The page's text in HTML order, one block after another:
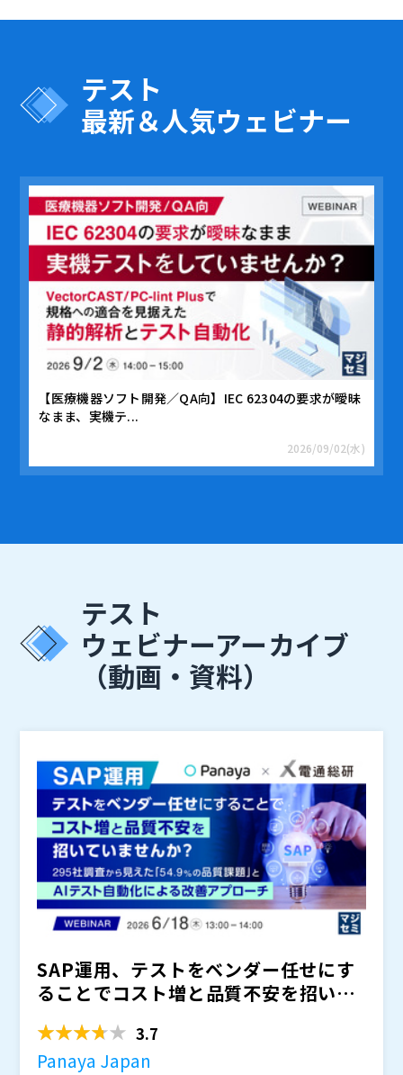
テスト
最新＆人気ウェビナー
【医療機器ソフト開発／QA向】IEC 62304の要求が曖昧
なまま、実機テ...
2026/09/02(水)
テスト
ウェビナーアーカイブ
（動画・資料）
SAP運用、テストをベンダー任せにす
ることでコスト増と品質不安を招いて
3.7
Panaya Japan